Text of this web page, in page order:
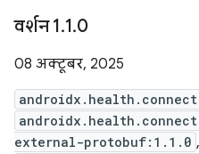
वर्शन 1.1.0
08 अक्टूबर, 2025
external-protobuf:1.1.0